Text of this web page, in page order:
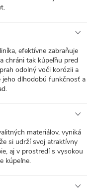
efektívne zabraňuje
chráni tak kúpeľňu pred
odolný voči korózii a
jeho dlhodobú funkčnosť a
materiálov, vyniká
si udrží svoj atraktívny
aj v prostredí s vysokou
kúpeľne.